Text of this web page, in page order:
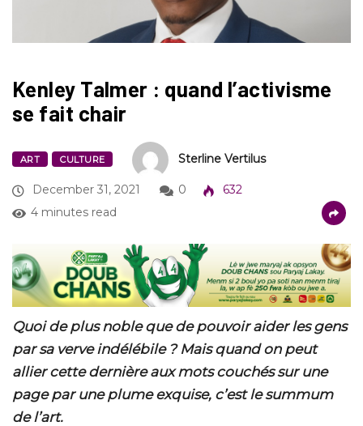
Kenley Talmer : quand l’activisme
se fait chair
ART CULTURE Sterline Vertilus
December 31, 2021 0
632
4 minutes read
Quoi de plus noble que de pouvoir aider les gens
par sa verve indélébile ? Mais quand on peut
allier cette dernière aux mots couchés sur une
page par une plume exquise, c’est le summum
de l’art.